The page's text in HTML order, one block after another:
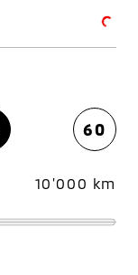
60
10'000 km